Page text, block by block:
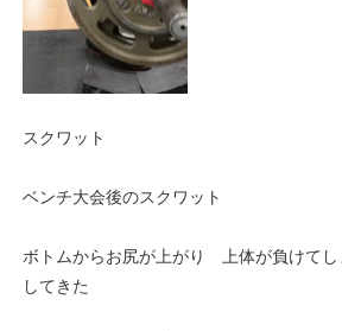
スクワット
ベンチ大会後のスクワット
ボトムからお尻が上がり 上体が負けて
してきた